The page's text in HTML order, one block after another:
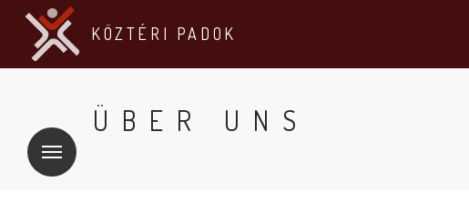
KÖZTÉRI PADOK
ÜBER UNS